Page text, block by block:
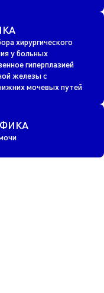
хирургического
у больных
гиперплазией
железы с
мочевых путей